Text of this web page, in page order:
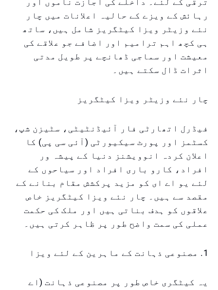
رہائش کے ویزے کے حالیہ اعلانات میں چار
نئے وزیٹر ویزا کیٹگریز شامل ہیں، ساتھ
ہی کچھ اہم ترامیم اور اضافے جو علاقے کی
معیشت اور سماجی ڈھانچے پر طویل مدتی
اثرات ڈال سکتے ہیں۔
چار نئے وزیٹر ویزا کیٹگریز
فیڈرل اتھارٹی فار آئیڈنٹیٹی، سٹیزن شپ،
کسٹمز اور پورٹ سیکیورٹی (آئی سی پی) کا
اعلان کردہ انوویشنز دنیا کے پیشہ ور
افراد، کارو باری افراد اور سیاحوں کے
لئے یو اے ای کو مزید پرکشش مقام بنانے کے
مقصد سے ہیں۔ چار نئے ویزا کیٹگریز خاص
علاقوں کو ہدف بناتی ہیں اور ملک کی حکمت
عملی کی سمت واضح طور پر ظاہر کرتی ہیں۔
1. مصنوعی ذہانت کے ماہرین کے لئے ویزا
یہ کیٹگری خاص طور پر مصنوعی ذہانت (اے